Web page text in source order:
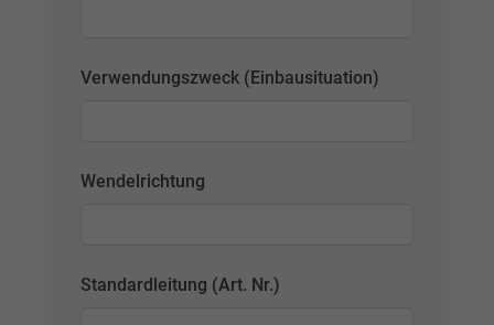
Verwendungszweck (Einbausituation)
Wendelrichtung
Standardleitung (Art. Nr.)